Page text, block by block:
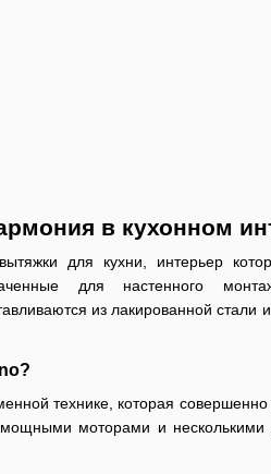
в кухонном
для кухни, интерьер
для настенного
из лакированной стали
технике, которая
моторами и